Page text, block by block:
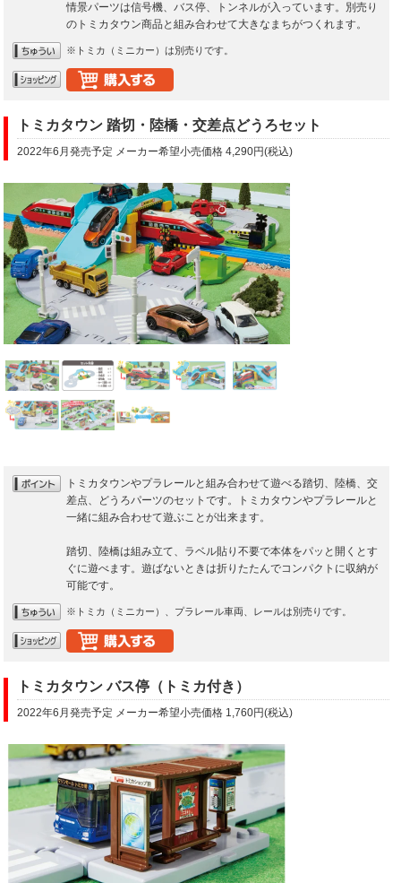
情景パーツは信号機、バス停、トンネルが入っています。別売り
のトミカタウン商品と組み合わせて大きなまちがつくれます。
※トミカ（ミニカー）は別売りです。
トミカタウン 踏切・陸橋・交差点どうろセット
2022年6月発売予定 メーカー希望小売価格 4,290円(税込)
トミカタウンやプラレールと組み合わせて遊べる踏切、陸橋、交
差点、どうろパーツのセットです。トミカタウンやプラレールと
一緒に組み合わせて遊ぶことが出来ます。
踏切、陸橋は組み立て、ラベル貼り不要で本体をパッと開くとす
ぐに遊べます。遊ばないときは折りたたんでコンパクトに収納が
可能です。
※トミカ（ミニカー）、プラレール車両、レールは別売りです。
トミカタウン バス停（トミカ付き）
2022年6月発売予定 メーカー希望小売価格 1,760円(税込)